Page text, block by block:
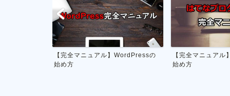
【完全マニュアル】はてなブログの
始め方
私がやってる雑記
月1万円を稼ぐ具